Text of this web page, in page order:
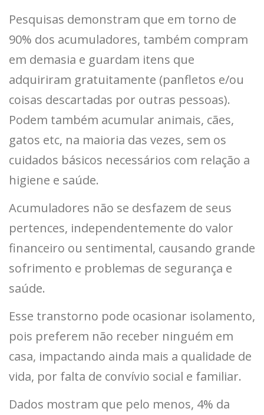
Pesquisas demonstram que em torno de
90% dos acumuladores, também compram
em demasia e guardam itens que
adquiriram gratuitamente (panfletos e/ou
coisas descartadas por outras pessoas).
Podem também acumular animais, cães,
gatos etc, na maioria das vezes, sem os
cuidados básicos necessários com relação a
higiene e saúde.
Acumuladores não se desfazem de seus
pertences, independentemente do valor
financeiro ou sentimental, causando grande
sofrimento e problemas de segurança e
saúde.
Esse transtorno pode ocasionar isolamento,
pois preferem não receber ninguém em
casa, impactando ainda mais a qualidade de
vida, por falta de convívio social e familiar.
Dados mostram que pelo menos, 4% da